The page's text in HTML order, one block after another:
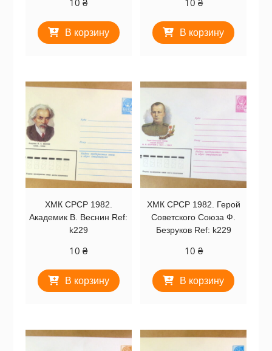
В корзину В корзину
ХМК СРСР 1982.
Академик В. Веснин Ref:
k229
10₴
В корзину
ХМК СРСР 1982. Герой
Советского Союза Ф.
Безруков Ref: k229
10 ₴
В корзину